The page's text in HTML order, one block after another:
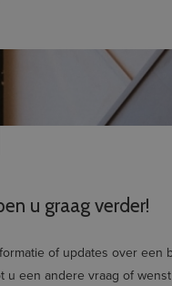
u graag verder!
of updates over een
u een andere vraag of